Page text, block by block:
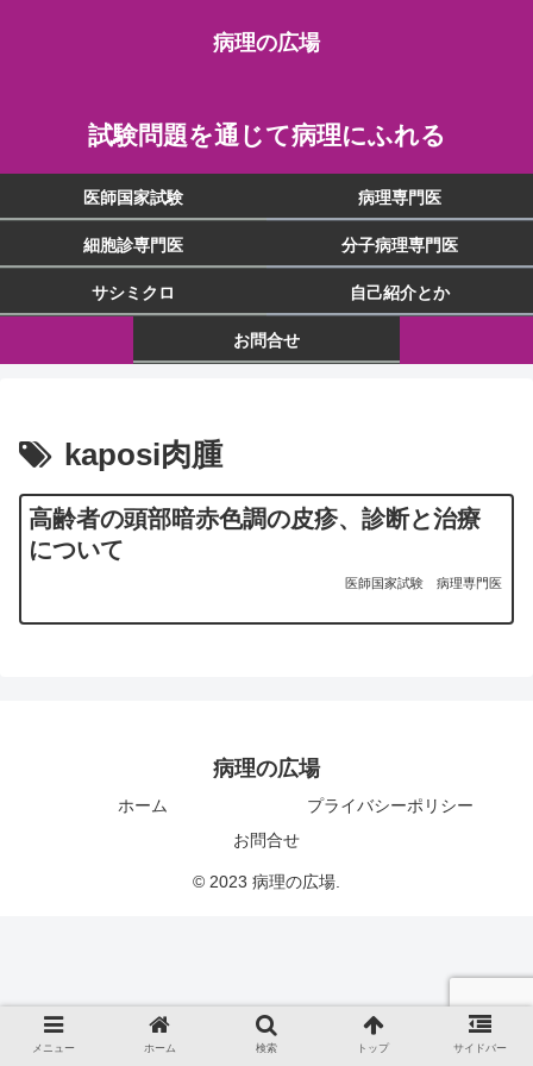
病理の広場
試験問題を通じて病理にふれる
医師国家試験 病理専門医
細胞診専門医 分子病理専門医
サシミクロ 自己紹介とか
お問合せ
kaposi肉腫
高齢者の頭部暗赤色調の皮疹、診断と治療
について
医師国家試験 病理専門医
病理の広場
ホーム
プライバシーポリシー
お問合せ
© 2023 病理の広場.
メニュー ホーム 検索 トップ サイドバー